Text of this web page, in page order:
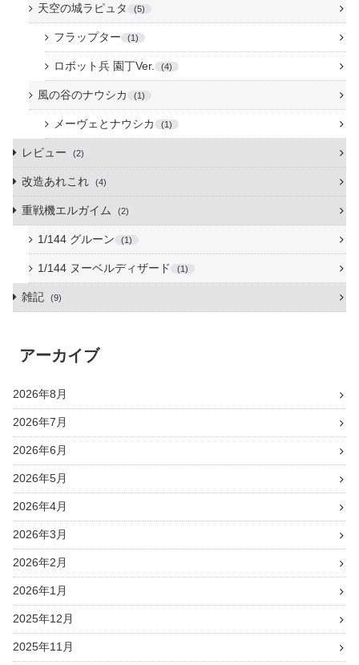
天空の城ラピュタ 5
フラップター 1
ロボット兵 園丁Ver. 4
風の谷のナウシカ 1
メーヴェとナウシカ 1
レビュー 2
改造あれこれ 4
重戦機エルガイム 2
1/144 グルーン 1
1/144 ヌーベルディザード 1
雑記 9
アーカイブ
2026年8月
2026年7月
2026年6月
2026年5月
2026年4月
2026年3月
2026年2月
2026年1月
2025年12月
2025年11月